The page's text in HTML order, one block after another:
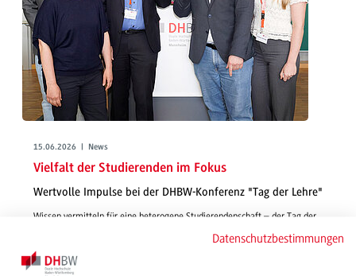
15.06.2026 | News
Vielfalt der Studierenden im Fokus
Wertvolle Impulse bei der DHBW-Konferenz "Tag der Lehre"
Wissen vermitteln für eine heterogene Studierendenschaft – der Tag der
Lehre am 21.05.2026 an der DHBW Mannheim bot spannende Vorträge,
100 Teilnehmende.
Datenschutzbestimmungen